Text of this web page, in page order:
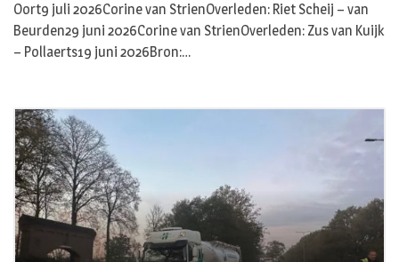
Oort9 juli 2026Corine van StrienOverleden: Riet Scheij – van
Beurden29 juni 2026Corine van StrienOverleden: Zus van Kuijk
– Pollaerts19 juni 2026Bron:…